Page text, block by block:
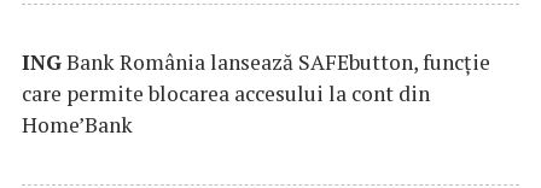
INGBank România lansează SAFEbutton, funcţie
care permite blocarea accesului la cont din
Home’Bank